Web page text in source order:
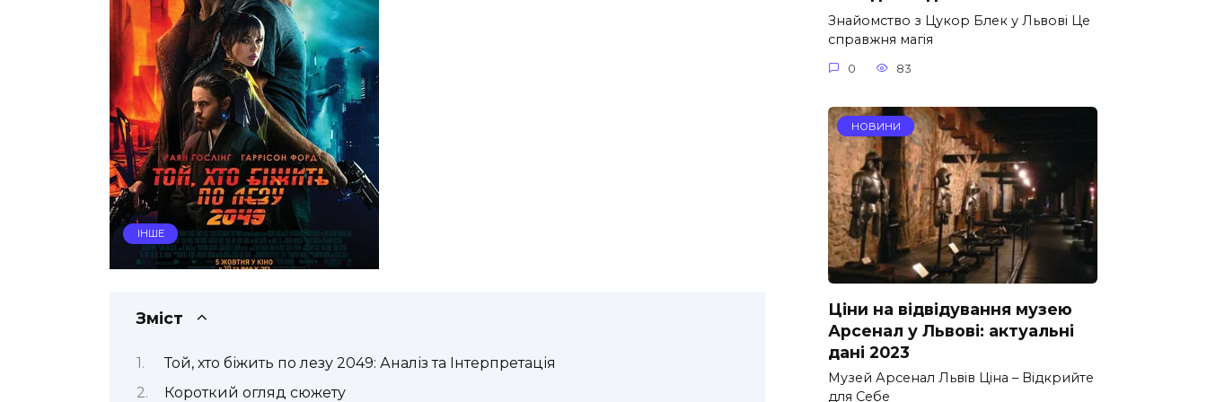
ІНШЕ
Зміст
Той, хто біжить по лезу 2049: Аналіз та Інтерпретація
Короткий огляд сюжету
Знайомство з Цукор Блек у Львові Це
справжня магія
0 83
НОВИНИ
Ціни на відвідування музею
Арсенал у Львові: актуальні
дані 2023
Музей Арсенал Львів Ціна – Відкрийте
для Себе